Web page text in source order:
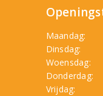
Maandag:
Dinsdag:
Woensdag:
Donderdag:
Vrijdag: